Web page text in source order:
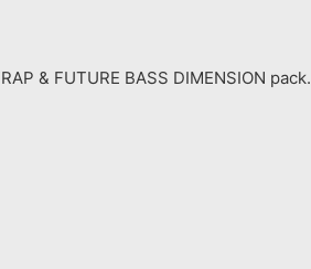
& FUTURE BASS DIMENSION pack.